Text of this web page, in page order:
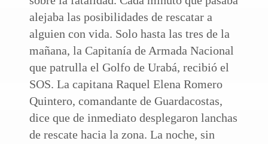
alejaba las posibilidades de rescatar a
alguien con vida. Solo hasta las tres de la
mañana, la Capitanía de Armada Nacional
que patrulla el Golfo de Urabá, recibió el
SOS. La capitana Raquel Elena Romero
Quintero, comandante de Guardacostas,
dice que de inmediato desplegaron lanchas
de rescate hacia la zona. La noche, sin